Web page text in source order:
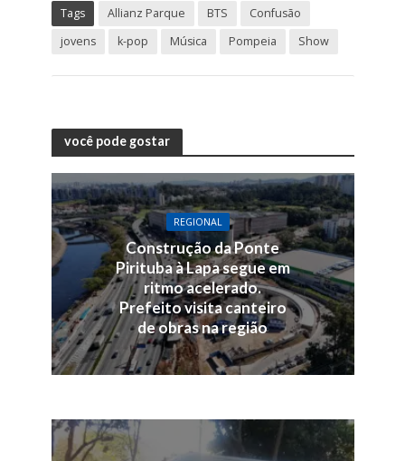
Tags Allianz Parque BTS
Confusão
jovens
k-pop Música Pompeia Show
você pode gostar
REGIONAL
Construção da Ponte
Pirituba à Lapa segue em
ritmo acelerado.
Prefeito visita canteiro
de obras na região